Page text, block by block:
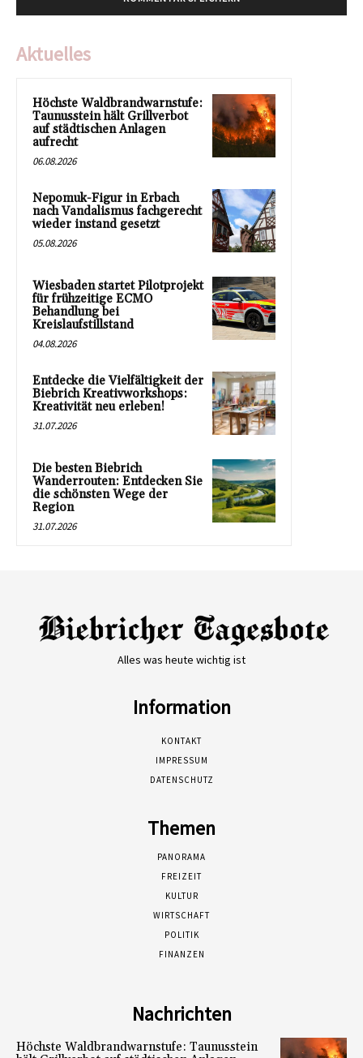
Aktuelles
Höchste Waldbrandwarnstufe:
Taunusstein hält Grillverbot
auf städtischen Anlagen
aufrecht
06.08.2026
Nepomuk-Figur in Erbach
nach Vandalismus fachgerecht
wieder instand gesetzt
05.08.2026
Wiesbaden startet Pilotprojekt
für frühzeitige ECMO
Behandlung bei
Kreislaufstillstand
04.08.2026
Entdecke die Vielfältigkeit der
Biebrich Kreativworkshops:
Kreativität neu erleben!
31.07.2026
Die besten Biebrich
Wanderrouten: Entdecken Sie
die schönsten Wege der
Region
31.07.2026
Alles was heute wichtig ist
Information
KONTAKT
IMPRESSUM
DATENSCHUTZ
Themen
PANORAMA
FREIZEIT
KULTUR
WIRTSCHAFT
POLITIK
FINANZEN
Nachrichten
Höchste Waldbrandwarnstufe: Taunusstein